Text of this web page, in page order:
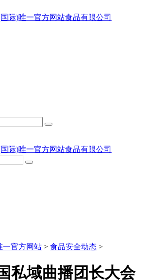
一官方网站 > 食品安全动态 >
私域曲播团长大会